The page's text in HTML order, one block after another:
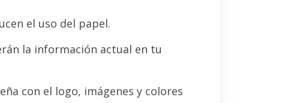
el uso del papel.
la información actual en tu
con el logo, imágenes y colores